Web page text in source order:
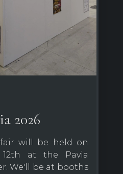
2026
will be held on
at the Pavia
We'll be at booths